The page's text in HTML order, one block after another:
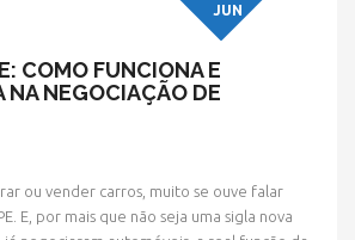
COMO FUNCIONA E
NA NEGOCIAÇÃO DE
JUN
ou vender carros, muito se ouve falar
E, por mais que não seja uma sigla nova